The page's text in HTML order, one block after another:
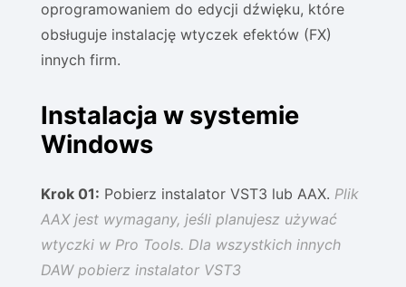
oprogramowaniem do edycji dźwięku, które
obsługuje instalację wtyczek efektów (FX)
innych firm.
Instalacja w systemie
Windows
Krok 01: Pobierz instalator VST3 lub AAX. Plik
AAX jest wymagany, jeśli planujesz używać
wtyczki w Pro Tools. Dla wszystkich innych
DAW pobierz instalator VST3